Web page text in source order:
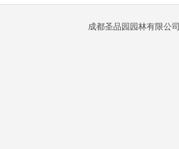
成都圣品园园林有限公司